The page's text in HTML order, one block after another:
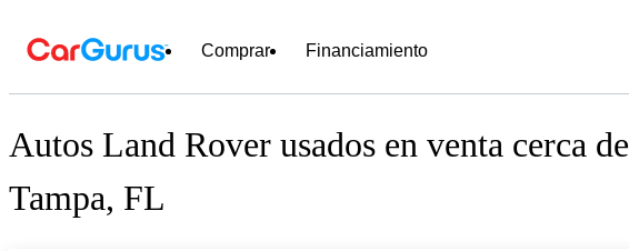
Comprar Financiamiento
Autos Land Rover usados en venta cerca de
Tampa, FL